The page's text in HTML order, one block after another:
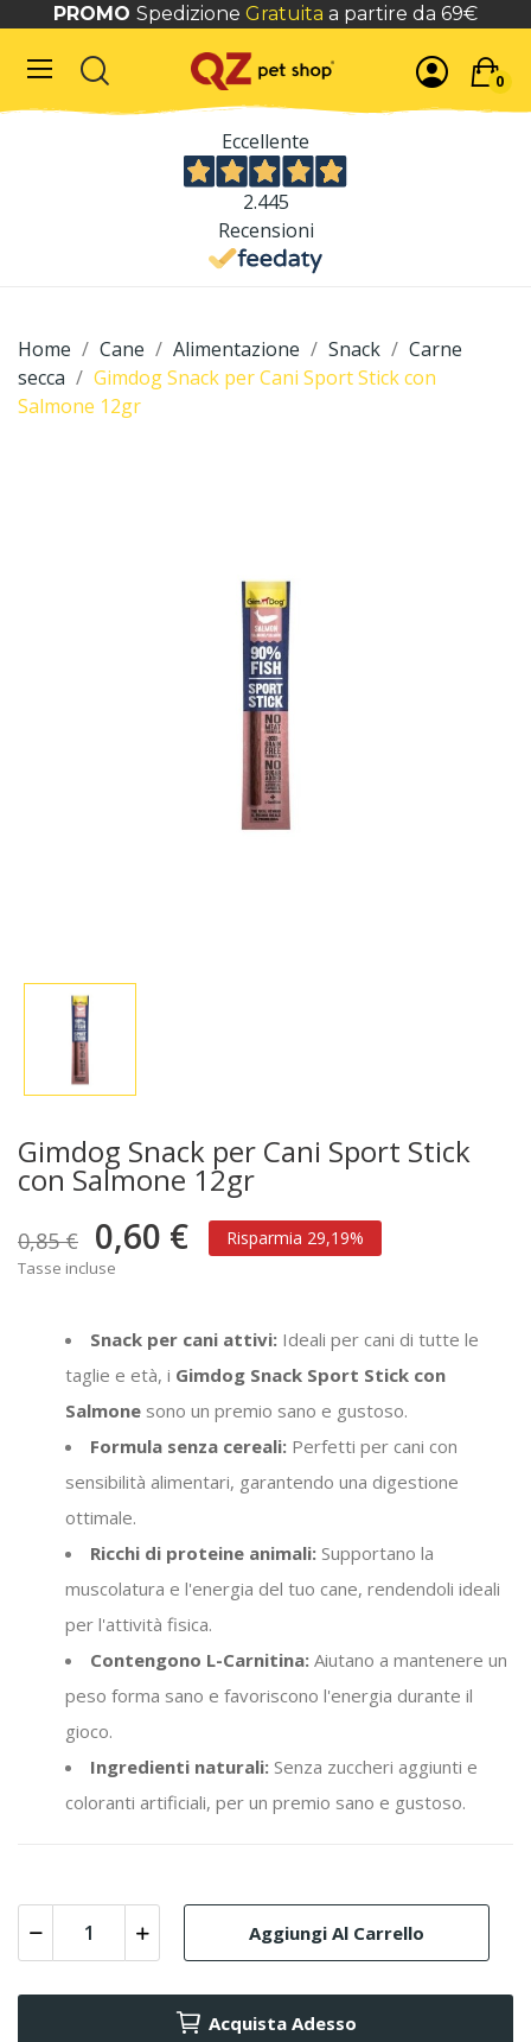
PROMO Spedizione Gratuita a partire da 69€
0
Eccellente
2.445
Recensioni
Home Cane Alimentazione Snack
Carne
secca
Gimdog Snack per Cani Sport Stick con
Salmone 12gr
Gimdog Snack per Cani Sport Stick
con Salmone 12gr
0,85 € 0,60 € Risparmia 29,19%
Tasse incluse
Snack per cani attivi: Ideali per cani di tutte le
taglie e età, i Gimdog Snack Sport Stick con
Salmone sono un premio sano e gustoso.
Formula senza cereali: Perfetti per cani con
sensibilità alimentari, garantendo una digestione
ottimale.
Ricchi di proteine animali: Supportano la
muscolatura e l'energia del tuo cane, rendendoli ideali
per l'attività fisica.
Contengono L-Carnitina: Aiutano a mantenere un
peso forma sano e favoriscono l'energia durante il
gioco.
Ingredienti naturali: Senza zuccheri aggiunti e
coloranti artificiali, per un premio sano e gustoso.
Aggiungi Al Carrello
Acquista Adesso